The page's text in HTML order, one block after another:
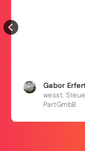
Gabor
wesst.
PartGmbB